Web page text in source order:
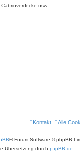
usw.
Alle
Kontakt
® Forum Software © phpBB
Übersetzung durch phpBB.de